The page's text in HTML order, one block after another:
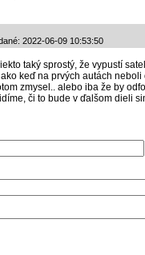
2022-06-09 10:53:50
taký sprostý, že vypustí
keď na prvých autách
zmysel.. alebo iba že by
či to bude v ďalšom dieli